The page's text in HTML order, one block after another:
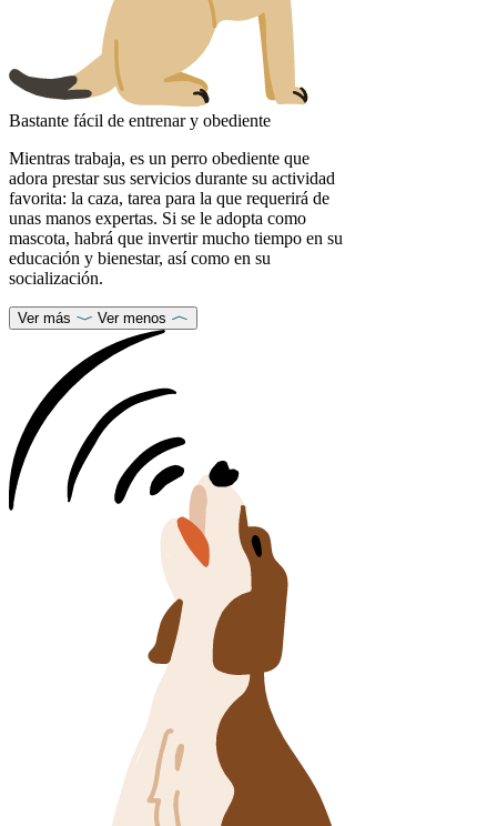
Bastante fácil de entrenar y obediente
Mientras trabaja, es un perro obediente que
adora prestar sus servicios durante su actividad
favorita: la caza, tarea para la que requerirá de
unas manos expertas. Si se le adopta como
mascota, habrá que invertir mucho tiempo en su
educación y bienestar, así como en su
socialización.
Ver más Ver menos